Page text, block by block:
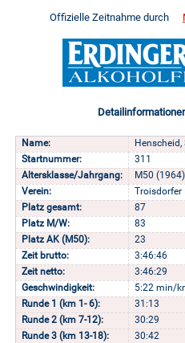
Offizielle Zeitnahme durch
Name:
Henscheid,
Startnummer:
311
Altersklasse/Jahrgang:
M50 (1964)
Verein:
Troisdorfer
Platz gesamt:
87
Platz M/W:
83
Platz AK (M50):
23
Zeit brutto:
3:46:46
Zeit netto:
3:46:29
Geschwindigkeit:
5:22 min/
Runde 1 (km 1- 6):
31:13
Runde 2 (km 7-12):
30:29
Runde 3 (km 13-18):
30:42